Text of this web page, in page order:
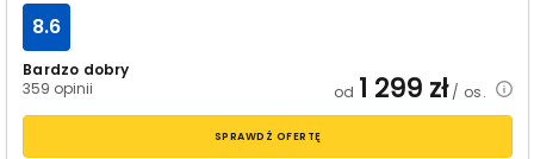
Bardzo dobry
359 opinii
8.6
od 1 299 zł/ os.
SPRAWDŹ OFERTĘ